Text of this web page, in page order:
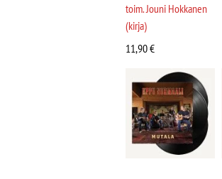
toim. Jouni Hokkanen
(kirja)
11,90€